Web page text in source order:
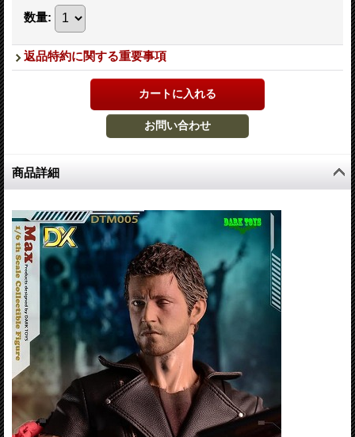
数量:
返品特約に関する重要事項
商品詳細